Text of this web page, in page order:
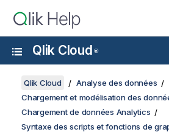
Qlik Cloud ®
Qlik Cloud
Analyse des données
Chargement et modélisation des
Chargement de données Analytics
Syntaxe des scripts et fonctions de